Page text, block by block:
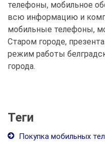
телефоны, мобильное
всю информацию и
мобильные телефоны,
Старом городе,
режим работы
города.
Теги
Покупка мобильных